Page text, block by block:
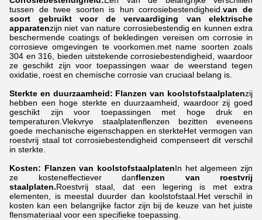
tussen de twee soorten is hun corrosiebestendigheid.van de
soort gebruikt voor de vervaardiging van elektrische
apparatenzijn niet van nature corrosiebestendig en kunnen extra
beschermende coatings of bekledingen vereisen om corrosie in
corrosieve omgevingen te voorkomen.met name soorten zoals
304 en 316, bieden uitstekende corrosiebestendigheid, waardoor
ze geschikt zijn voor toepassingen waar de weerstand tegen
oxidatie, roest en chemische corrosie van cruciaal belang is.
Sterkte en duurzaamheid: Flanzen van koolstofstaalplatenzij
hebben een hoge sterkte en duurzaamheid, waardoor zij goed
geschikt zijn voor toepassingen met hoge druk en
temperaturen.Vlekvrye staalplatenflenzen bezitten eveneens
goede mechanische eigenschappen en sterkteHet vermogen van
roestvrij staal tot corrosiebestendigheid compenseert dit verschil
in sterkte.
Kosten: Flanzen van koolstofstaalplatenIn het algemeen zijn
ze kosteneffectiever danflenzen van roestvrij
staalplaten.Roestvrij staal, dat een legering is met extra
elementen, is meestal duurder dan koolstofstaal.Het verschil in
kosten kan een belangrijke factor zijn bij de keuze van het juiste
flensmateriaal voor een specifieke toepassing.